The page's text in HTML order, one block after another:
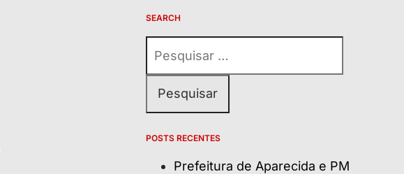
SEARCH
por:
POSTS RECENTES
Prefeitura de Aparecida e PM